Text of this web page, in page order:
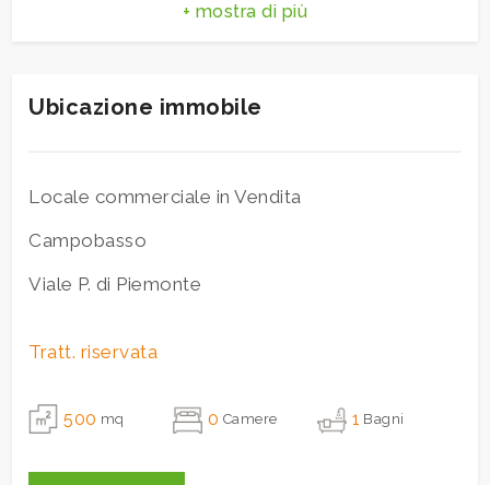
Scuole Elementari
Ubicazione immobile
Locale commerciale in Vendita
Campobasso
Viale P. di Piemonte
Tratt. riservata
500 mq 0 Camere 1 Bagni
5+
Bagni
Qualsiasi
1
2
3